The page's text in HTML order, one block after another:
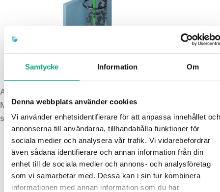
Samtycke Information Om
Denna webbplats använder cookies
Vi använder enhetsidentifierare för att anpassa innehållet och
annonserna till användarna, tillhandahålla funktioner för
sociala medier och analysera vår trafik. Vi vidarebefordrar
även sådana identifierare och annan information från din
enhet till de sociala medier och annons- och analysföretag
som vi samarbetar med. Dessa kan i sin tur kombinera
informationen med annan information som du har
Avloppsservice i Trelleborg
Med jour och planerad service får du snabb hjälp vid
stopp och åtgärder för stabilare drift.